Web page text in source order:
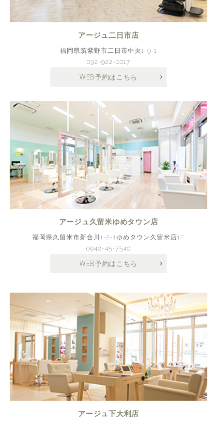
アージュ二日市店
福岡県筑紫野市二日市中央1-9-1
092-922-0017
WEB予約はこちら
アージュ久留米ゆめタウン店
福岡県久留米市新合川1-2-1ゆめタウン久留米店1F
0942-45-7540
WEB予約はこちら
アージュ下大利店